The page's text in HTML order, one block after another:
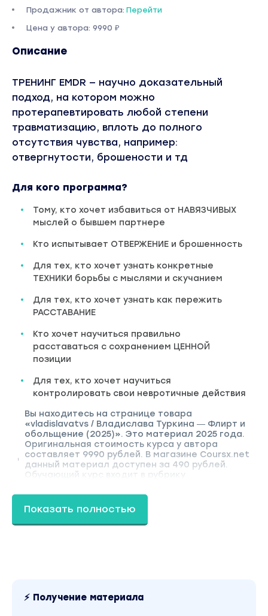
Продажник от автора: Перейти
Цена у автора: 9990 ₽
Описание
ТРЕНИНГ EMDR — научно доказательный
подход, на котором можно
протерапевтировать любой степени
травматизацию, вплоть до полного
отсутствия чувства, например:
отвергнутости, брошености и тд
Для кого программа?
Тому, кто хочет избавиться от НАВЯЗЧИВЫХ
мыслей о бывшем партнере
Кто испытывает ОТВЕРЖЕНИЕ и брошенность
Для тех, кто хочет узнать конкретные
ТЕХНИКИ борьбы с мыслями и скучанием
Для тех, кто хочет узнать как пережить
РАССТАВАНИЕ
Кто хочет научиться правильно
расставаться с сохранением ЦЕННОЙ
позиции
Для тех, кто хочет научиться
контролировать свои невротичные действия
Вы находитесь на странице товара
«vladislavatvs / Владислава Туркина ― Флирт и
обольщение (2025)». Это материал 2025 года.
Оригинальная стоимость курса у автора
составляет 9990 рублей. В магазине Coursx.net
данный материал доступен за 490 рублей.
Обучающий курс входит в рубрику
автора «Владислава Туркина» можно найти
через поиск по сайту.
Показать полностью
⚡ Получение материала